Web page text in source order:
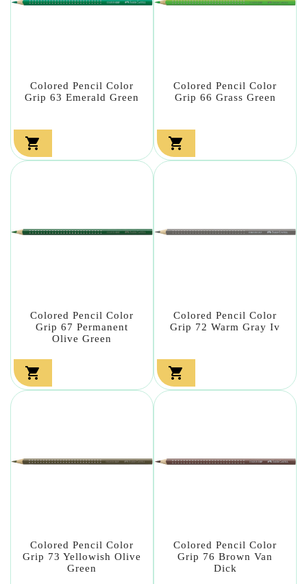
Colored Pencil Color
Grip 63 Emerald Green

Colored Pencil Color
Grip 66 Grass Green

Colored Pencil Color
Grip 67 Permanent
Olive Green

Colored Pencil Color
Grip 72 Warm Gray Iv

Colored Pencil Color
Grip 73 Yellowish Olive
Green
Colored Pencil Color
Grip 76 Brown Van
Dick